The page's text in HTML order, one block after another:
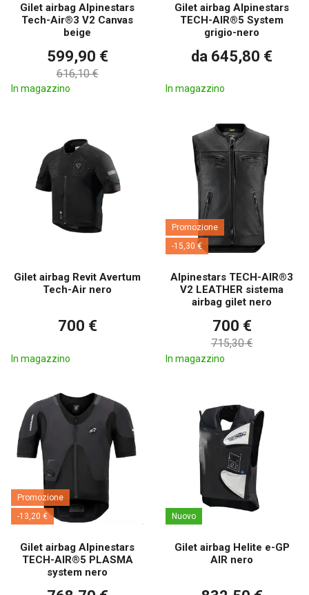
Gilet airbag Alpinestars
Tech-Air®3 V2 Canvas
beige
599,90 €
616,10 €
In magazzino
Gilet airbag Alpinestars
TECH-AIR®5 System
grigio-nero
da 645,80 €
In magazzino
Gilet airbag Revit Avertum
Tech-Air nero
700 €
In magazzino
Promozione
-15,30 €
Alpinestars TECH-AIR®3
V2 LEATHER sistema
airbag gilet nero
700 €
715,30 €
In magazzino
Promozione
-13,20 €
Gilet airbag Alpinestars
TECH-AIR®5 PLASMA
system nero
Nuovo
Gilet airbag Helite e-GP
AIR nero